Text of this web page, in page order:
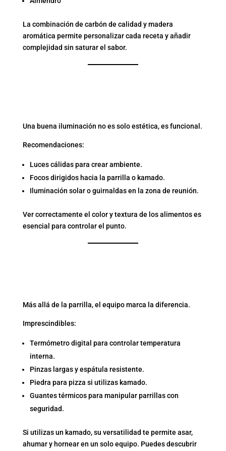
La combinación de carbón de calidad y madera
aromática permite personalizar cada receta y añadir
complejidad sin saturar el sabor.
Una buena iluminación no es solo estética, es funcional.
Recomendaciones:
Luces cálidas para crear ambiente.
Focos dirigidos hacia la parrilla o kamado.
Iluminación solar o guirnaldas en la zona de reunión.
Ver correctamente el color y textura de los alimentos es
esencial para controlar el punto.
Más allá de la parrilla, el equipo marca la diferencia.
Imprescindibles:
Termómetro digital para controlar temperatura
interna.
Pinzas largas y espátula resistente.
Piedra para pizza si utilizas kamado.
Guantes térmicos para manipular parrillas con
seguridad.
Si utilizas un kamado, su versatilidad te permite asar,
ahumar y hornear en un solo equipo. Puedes descubrir